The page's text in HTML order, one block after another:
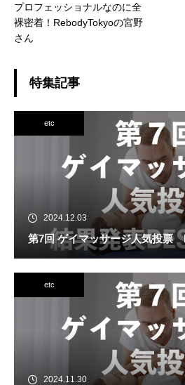
プロフェッショナルなのに全
裸密着！RebodyTokyoの宮野
さん
特集記事
etc
2024.12.03
第7回 ゲイマッサージ人気投票
etc
2024.11.30